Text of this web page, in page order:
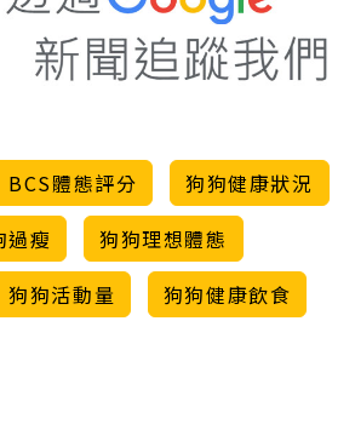
BCS體態評分
狗狗健康狀況
過瘦
狗狗理想體態
狗狗活動量
狗狗健康飲食